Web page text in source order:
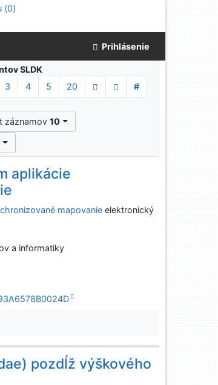
(0)
Prihlásenie
SLDK
3 4 5 20
#
záznamov10
aplikácie
mapovanie elektronický
a informatiky
pozdĺž výškového